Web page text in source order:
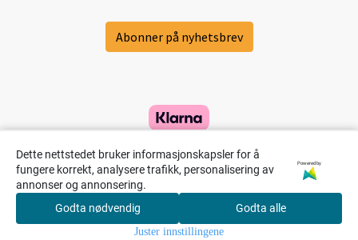
Søk
Abonner på nyhetsbrev
Dette nettstedet bruker informasjonskapsler for å
fungere korrekt, analysere trafikk, personalisering av
annonser og annonsering.
Powered by
Godta nødvendig Godta alle
Juster innstillingene